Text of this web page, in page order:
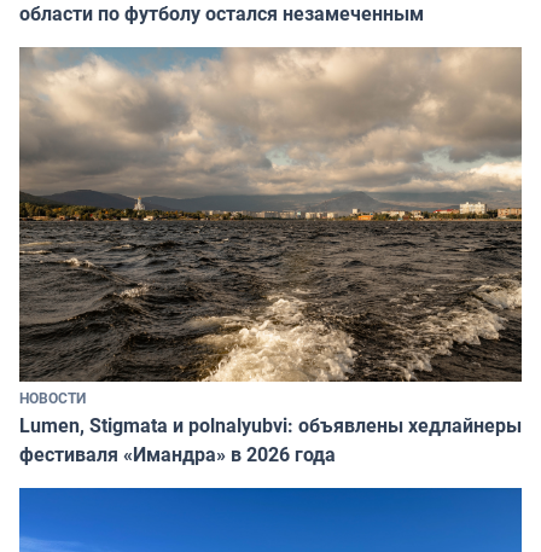
области по футболу остался незамеченным
НОВОСТИ
Lumen, Stigmata и polnalyubvi: объявлены хедлайнеры
фестиваля «Имандра» в 2026 года